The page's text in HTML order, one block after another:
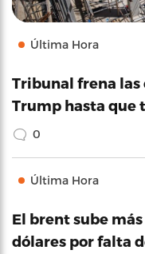
Última Hora
Tribunal frena las
Trump hasta que
0
Última Hora
El brent sube más
dólares por falta